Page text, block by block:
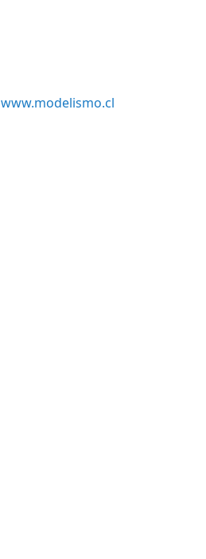
www.modelismo.cl